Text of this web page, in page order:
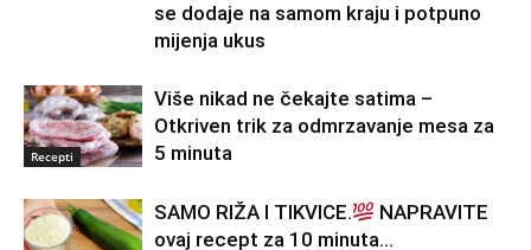
se dodaje na samom kraju i potpuno
mijenja ukus
Recepti
Više nikad ne čekajte satima –
Otkriven trik za odmrzavanje mesa za
5 minuta
SAMO RIŽA I TIKVICE.
NAPRAVITE
ovaj recept za 10 minuta…